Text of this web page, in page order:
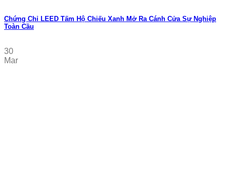
Chứng Chỉ LEED Tấm Hộ Chiếu Xanh Mở Ra Cánh Cửa Sự Nghiệp
Toàn Cầu
30
Mar